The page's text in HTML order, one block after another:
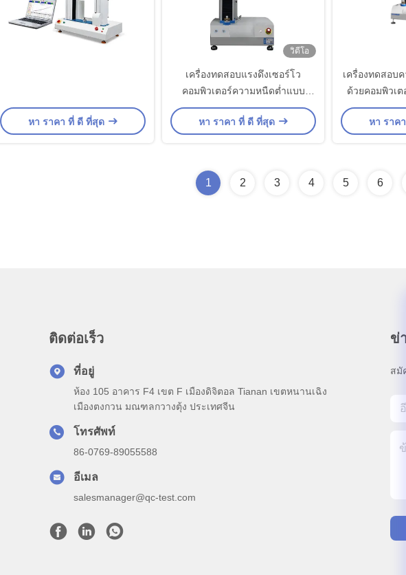
หา ราคา ที่ ดี ที่สุด
วิดีโอ
เครื่องทดสอบแรงดึงเซอร์โว
คอมพิวเตอร์ความหนืดต่ำแบบ
กำหนดเอง
หา ราคา ที่ ดี ที่สุด
เครื่องทดสอบ
ด้วยคอมพิวเต
มาตรฐ
หา ราค
1 2 3 4 5 6
ติดต่อเร็ว
ที่อยู่
ห้อง 105 อาคาร F4 เขต F เมืองดิจิตอล Tianan เขตหนานเฉิง
เมืองตงกวน มณฑลกวางตุ้ง ประเทศจีน
โทรศัพท์
86-0769-89055588
อีเมล
salesmanager@qc-test.com
ข่
สมั